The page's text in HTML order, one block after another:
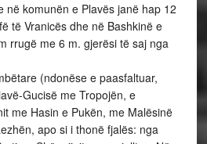
në komunën e Plavës janë hap 12
të Vranicës dhe në Bashkinë e
rrugë me 6 m. gjerësi të saj nga
(ndonëse e paasfaltuar,
Gucisë me Tropojën, e
me Hasin e Pukën, me Malësinë
apo si i thonë fjalës: nga